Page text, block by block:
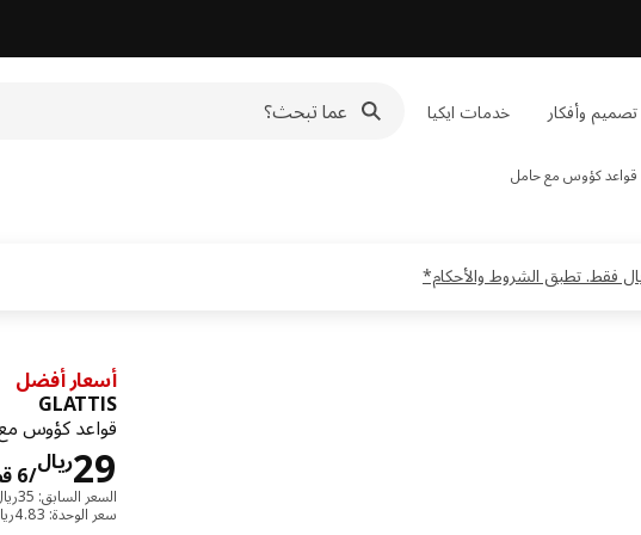
تصميم وأفكار خدمات ايكيا
قواعد كؤوس مع حامل
أسعار أفضل
GLATTIS
قواعد كؤوس
ريال29 /6 قطعة
السعر السابق: ‭35‬ريال/6 قطعة
سعر الوحدة: ‭4.83‬ريال/قطعة